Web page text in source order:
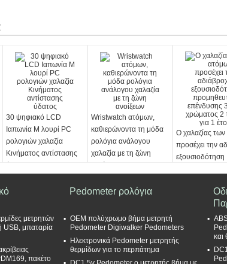
30 ψηφιακό LCD
Ιαπωνία Μ λουρί PC
ρολογιών χαλαζία
Κινήματος αντίστασης
ύδατος
Wristwatch ατόμων,
καθιερώνοντα τη μόδα
ρολόγια ανάλογου
χαλαζία με τη ζώνη
ανοίξεων
Ο χαλαζίας
προσέχει την
εξουσιοδότηση
χρώματος 2
μετρητών
USB, μπαταρία
πακέτο
Pedometer ρολόγια
OEM πολύχρωμο βήμα μετρητή
Pedometer Digiwalker Pedometers
Ηλεκτρονικά Pedometer μετρητής
θερμίδων για το περπάτημα
και